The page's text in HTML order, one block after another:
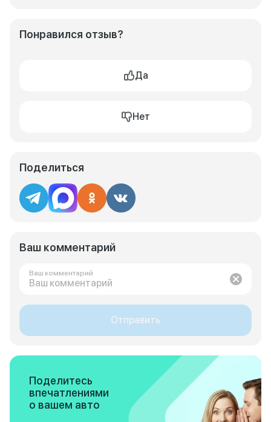
Понравился отзыв?
Да
Нет
Поделиться
Ваш комментарий
Ваш комментарий
Отправить
Поделитесь
впечатлениями
о вашем авто